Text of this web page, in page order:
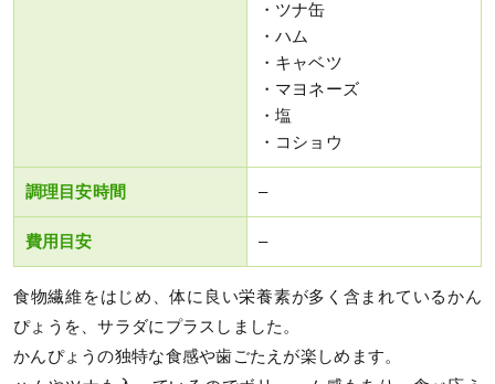
・ツナ缶
・ハム
・キャベツ
・マヨネーズ
・塩
・コショウ
調理目安時間 –
費用目安 –
食物繊維をはじめ、体に良い栄養素が多く含まれているかん
ぴょうを、サラダにプラスしました。
かんぴょうの独特な食感や歯ごたえが楽しめます。